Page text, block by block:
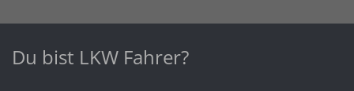
Du bist LKW Fahrer?